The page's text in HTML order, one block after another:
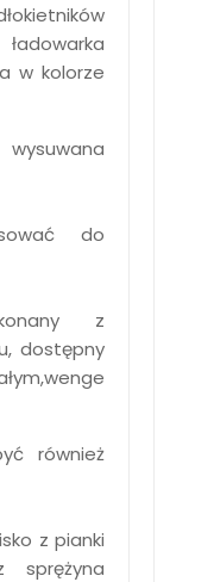
w kolorze
do
z
dostępny
również
z pianki
sprężyna